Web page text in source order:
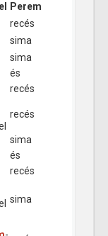
Perem
recés
sima
sima
és
recés
recés
sima
és
recés
sima